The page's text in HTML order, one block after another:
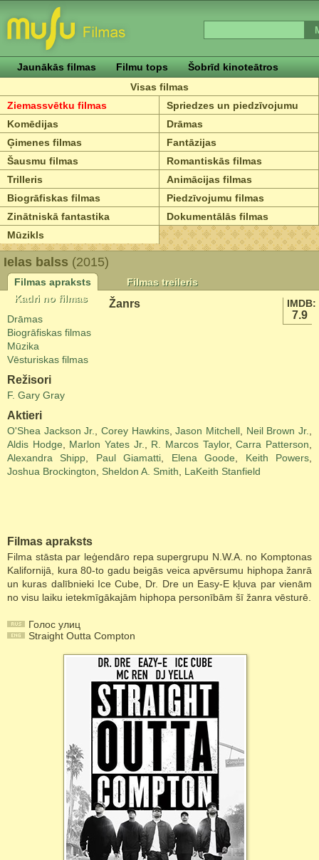
Jaunākās filmas Filmu tops
Šobrīd kinoteātros
Visas filmas
Ziemassvētku filmas
Spriedzes un piedzīvojumu
Komēdijas
Drāmas
Ģimenes filmas
Fantāzijas
Šausmu filmas
Romantiskās filmas
Trilleris
Animācijas filmas
Biogrāfiskas filmas
Piedzīvojumu filmas
Zinātniskā fantastika
Dokumentālās filmas
Mūzikls
Ielas balss (2015)
Filmas apraksts
Filmas treileris
Kadri no filmas
IMDB:
7.9
Žanrs
Drāmas
Biogrāfiskas filmas
Mūzika
Vēsturiskas filmas
Režisori
F. Gary Gray
Aktieri
O'Shea Jackson Jr. ,Corey Hawkins,Jason Mitchell Neil Brown Jr.
Aldis Hodge
Marlon Yates Jr. R. Marcos Taylor,Carra Patterson
Alexandra Shipp
Paul Giamatti Elena Goode Keith Powers
Joshua Brockington
Sheldon A. Smith LaKeith Stanfield
Filmas apraksts
Filma stāsta par leģendāro repa supergrupu N.W.A. no Komptonas
Kalifornijā, kura 80-to gadu beigās veica apvērsumu hiphopa žanrā
un kuras dalībnieki Ice Cube, Dr. Dre un Easy-E kļuva par vienām
no visu laiku ietekmīgākajām hiphopa personībām šī žanra vēsturē.
Голос улиц
Straight Outta Compton